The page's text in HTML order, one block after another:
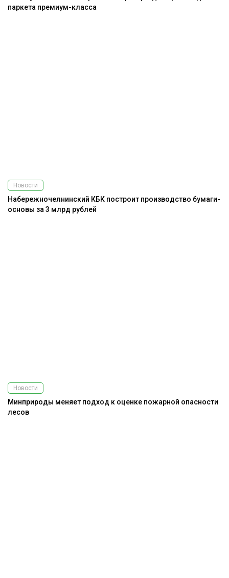
паркета премиум-класса
Новости
Набережночелнинский КБК построит производство бумаги-
основы за 3 млрд рублей
Новости
Минприроды меняет подход к оценке пожарной опасности
лесов